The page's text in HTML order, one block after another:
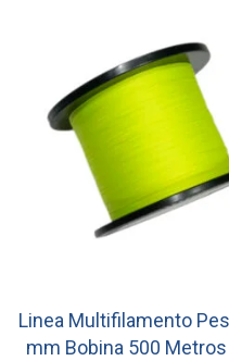
Linea Multifilamento
mm Bobina 500 Metros